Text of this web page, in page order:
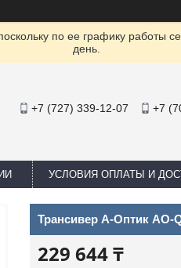
по ее графику работы
день.
+7 (727) 339-12-07 +7
УСЛОВИЯ ОПЛАТЫ И
Трансивер А-Оптик AO-
229 644 ₸